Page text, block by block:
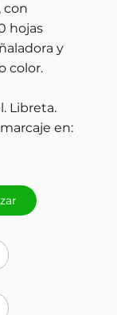
con
hojas
y
color.
Libreta.
en: